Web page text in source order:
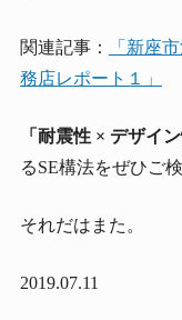
関連記事：
「新座
務店レポート１」
「耐震性 × デザイ
るSE構法をぜひご
それだはまた。
2019.07.11